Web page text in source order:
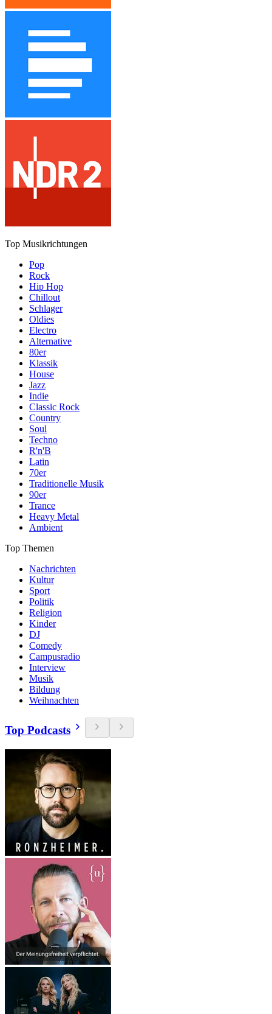
Top Musikrichtungen
Pop
Rock
Hip Hop
Chillout
Schlager
Oldies
Electro
Alternative
80er
Klassik
House
Jazz
Indie
Classic Rock
Country
Soul
Techno
R'n'B
Latin
70er
Traditionelle Musik
90er
Trance
Heavy Metal
Ambient
Top Themen
Nachrichten
Kultur
Sport
Politik
Religion
Kinder
DJ
Comedy
Campusradio
Interview
Musik
Bildung
Weihnachten
Top Podcasts